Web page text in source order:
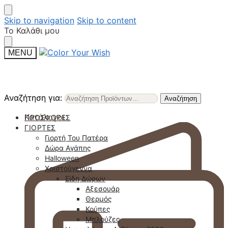
Skip to navigation Skip to content
Το Καλάθι μου
MENU
Αναζήτηση για: Αναζήτηση
Κατάλογοι
Αναζήτηση για: Αναζήτηση
ΠΡΟΣΦΟΡΈΣ
ΓΙΟΡΤΈΣ
Γιορτή Του Πατέρα
Δώρα Αγάπης
Halloween
Χριστούγεννα
Είδη Δώρων
Αξεσουάρ
Θερμός
Κούπες
Μπλούζες